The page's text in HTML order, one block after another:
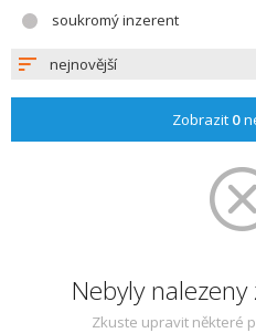
soukromý inzerent
nejnovější
Zobrazit 0
Nebyly
Zkuste upravit některé